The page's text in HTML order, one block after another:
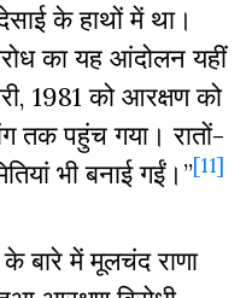
के हाथों में था।
का यह आंदोलन यहीं
1981 को आरक्षण को
तक पहुंच गया। रातों-
भी बनाई गईं।”[11]
बारे में मूलचंद राणा